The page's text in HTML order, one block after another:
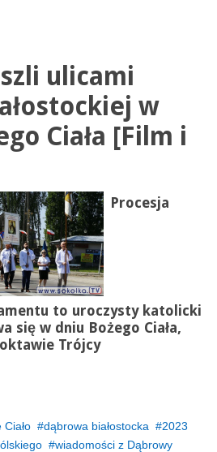
ulicami
w
Ciała [Film i
Procesja
to uroczysty katolicki
się w dniu Bożego Ciała,
Trójcy
Ciało dąbrowa białostocka
2023
wiadomości z Dąbrowy